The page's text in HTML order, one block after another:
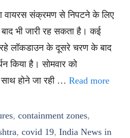
वायरस संक्रमण से निपटने के लिए
भी जारी रह सकता है। कई
रहे लॉकडाउन के दूसरे चरण के बाद
किया है। सोमवार को
साथ होने जा रही … Read more
, containment zones,
, covid 19, India News in